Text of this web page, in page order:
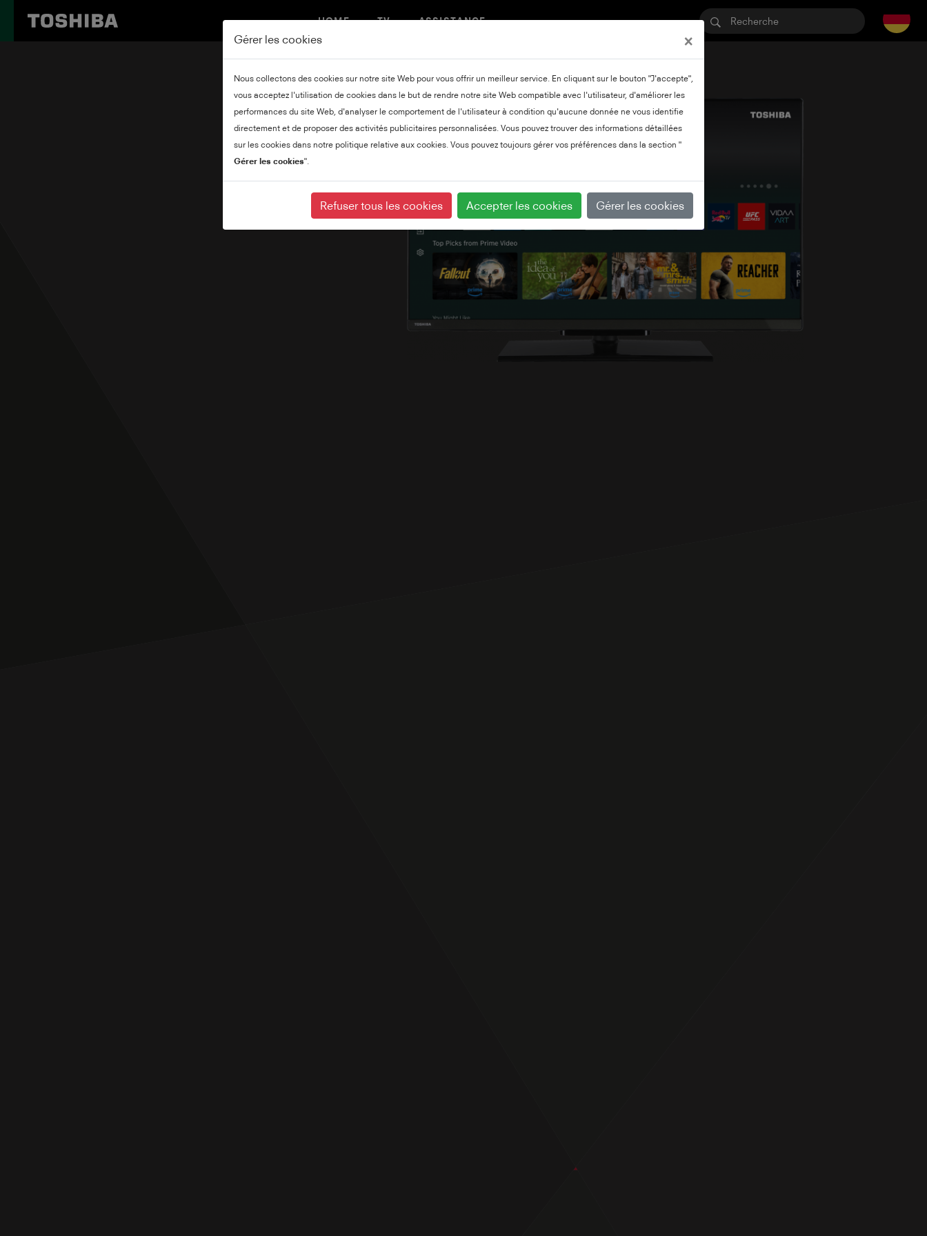
HOME TV ASSISTANCE
Gérer les cookies ×
Nous collectons des cookies sur notre site Web pour vous offrir un meilleur service. En cliquant sur le bouton "J'accepte",
vous acceptez l'utilisation de cookies dans le but de rendre notre site Web compatible avec l'utilisateur, d'améliorer les
performances du site Web, d'analyser le comportement de l'utilisateur à condition qu'aucune donnée ne vous identifie
directement et de proposer des activités publicitaires personnalisées. Vous pouvez trouver des informations détaillées
sur les cookies dans notre politique relative aux cookies. Vous pouvez toujours gérer vos préférences dans la section "
Gérer les cookies".
Refuser tous les cookies Accepter les cookies Gérer les cookies